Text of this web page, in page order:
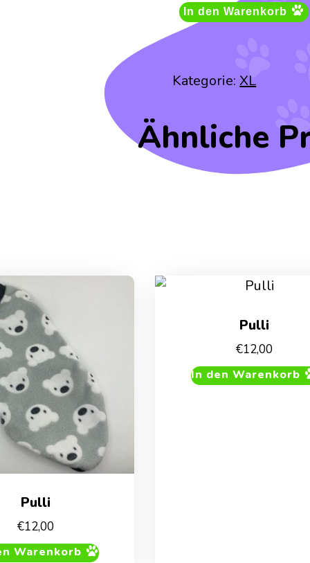
In den Warenkorb
Kategorie:XL
Ähnliche
Pulli
€12,00
Warenkorb
Pulli
€12,00
In den Warenkorb